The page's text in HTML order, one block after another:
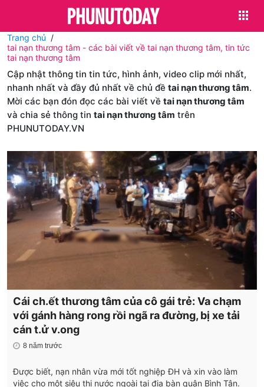
Trang chủ
tai nạn thương tâm - các bài viết về tai nạn thương tâm, tin tức
tai nạn thương tâm
Cập nhật thông tin tin tức, hình ảnh, video clip mới nhất,
nhanh nhất và đầy đủ nhất về chủ đề tai nạn thương tâm.
Mời các bạn đón đọc các bài viết về tai nạn thương tâm
và chia sẻ thông tin tai nạn thương tâm trên
PHUNUTODAY.VN
Cái ch.ết thương tâm của cô gái trẻ: Va chạm
với gánh hàng rong rồi ngã ra đường, bị xe tải
cán t.ử v.ong
8 năm trước
Được biết, nạn nhân vừa mới tốt nghiệp ĐH và xin vào làm
việc cho một siêu thị nước ngoài tại địa bàn quận Bình Tân.